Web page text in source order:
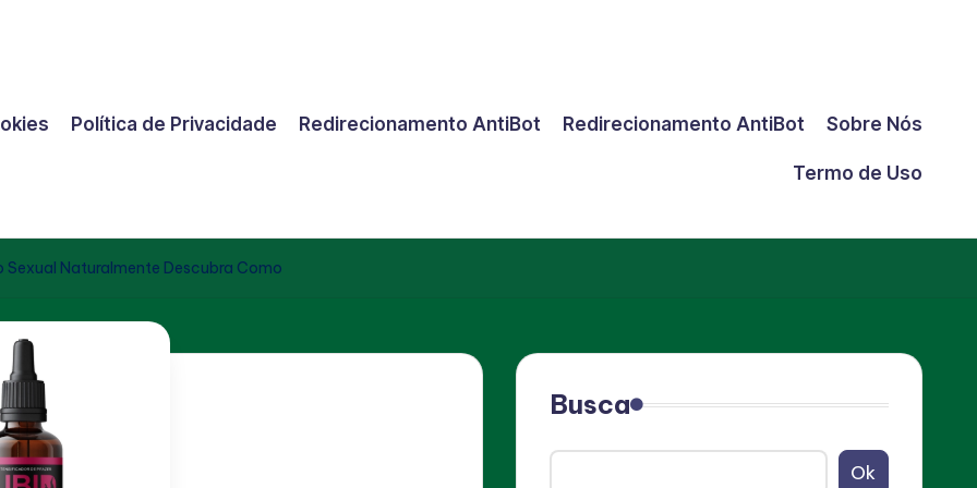
Política de Privacidade Redirecionamento AntiBot Redirecionamento AntiBot Sobre Nós
Termo de Uso
Sexual Naturalmente Descubra Como
Busca
Ok